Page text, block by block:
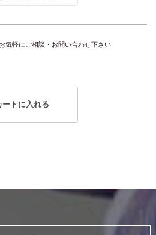
気軽にご相談・お問い合わせ下さい
ートに入れる